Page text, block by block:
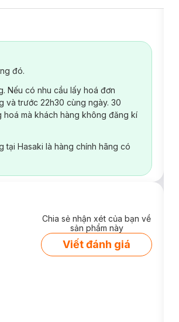
đó.
Nếu có nhu cầu lấy hoá đơn
và trước 22h30 cùng ngày. 30
hoá mà khách hàng không đăng kí
tại Hasaki là hàng chính hãng có
Chia sẻ nhận xét của bạn về
sản phẩm này
Viết đánh giá